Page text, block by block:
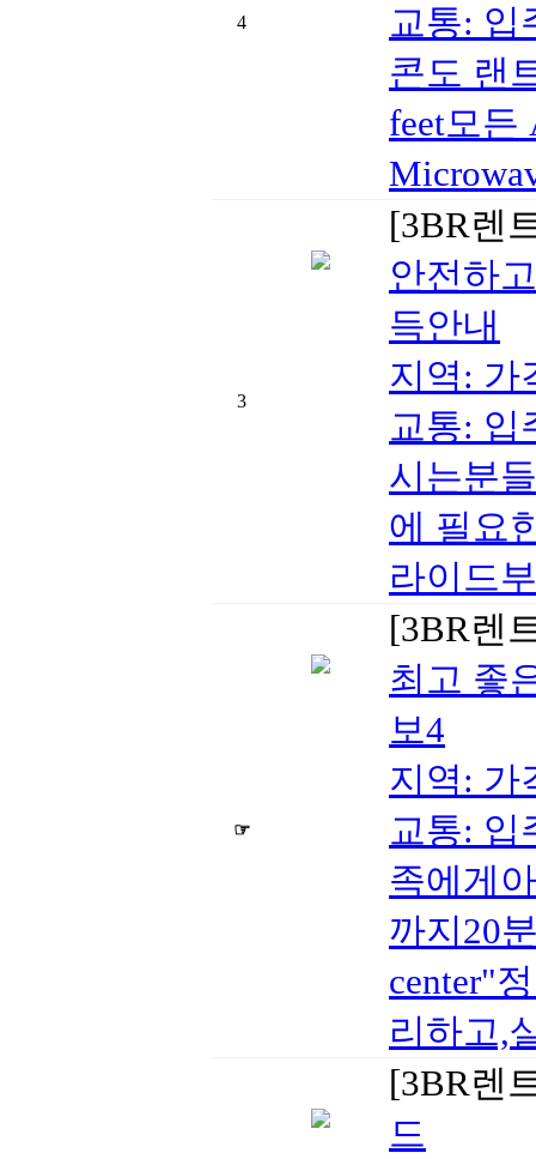
4
교통: 입
콘도 랜
feet모든
3
[3BR렌
안전하
득안내
지역: 가
교통: 입
시는분
에 필요
라이드
☞
[3BR렌
최고 좋
보4
지역: 가
교통: 입
족에게
까지20
center"
리하고,
[3BR렌
드